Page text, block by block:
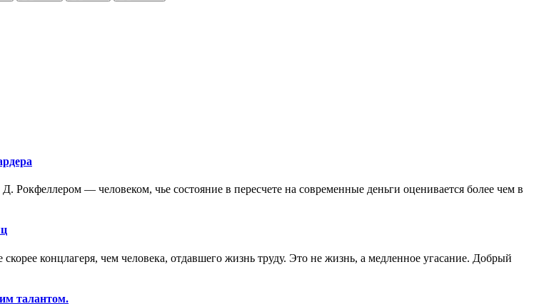
— человеком, чье состояние в пересчете на современные деньги оценивается более чем в
концлагеря, чем человека, отдавшего жизнь труду. Это не жизнь, а медленное угасание. Добрый
талантом.